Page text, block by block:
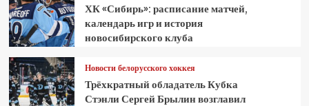
ХК «Сибирь»: расписание матчей,
календарь игр и история
новосибирского клуба
Новости белорусского хоккея
Трёхкратный обладатель Кубка
Стэнли Сергей Брылин возглавил